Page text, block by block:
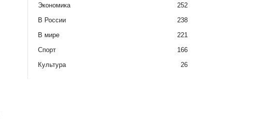
Экономика
252
В России
238
В мире
221
Спорт
166
Культура
26